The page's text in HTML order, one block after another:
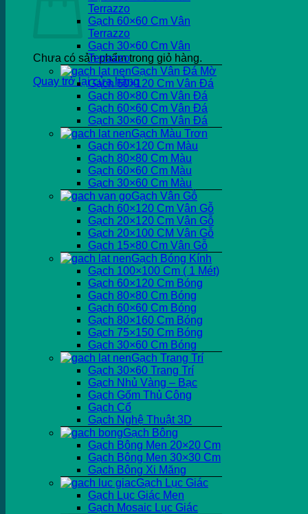
Chưa có sản phẩm trong giỏ hàng.
Quay trở lại cửa hàng
Terrazzo
Gạch 60×60 Cm Vân
Terrazzo
Gạch 30×60 Cm Vân
Terrazzo
Gạch Vân Đá Mờ
Gạch 60×120 Cm Vân Đá
Gạch 80×80 Cm Vân Đá
Gạch 60×60 Cm Vân Đá
Gạch 30×60 Cm Vân Đá
Gạch Màu Trơn
Gạch 60×120 Cm Màu
Gạch 80×80 Cm Màu
Gạch 60×60 Cm Màu
Gạch 30×60 Cm Màu
Gạch Vân Gỗ
Gạch 60×120 Cm Vân Gỗ
Gạch 20×120 Cm Vân Gỗ
Gạch 20×100 CM Vân Gỗ
Gạch 15×80 Cm Vân Gỗ
Gạch Bóng Kính
Gạch 100×100 Cm ( 1 Mét)
Gạch 60×120 Cm Bóng
Gạch 80×80 Cm Bóng
Gạch 60×60 Cm Bóng
Gạch 80×160 Cm Bóng
Gạch 75×150 Cm Bóng
Gạch 30×60 Cm Bóng
Gạch Trang Trí
Gạch 30×60 Trang Trí
Gạch Nhủ Vàng – Bạc
Gạch Gốm Thủ Công
Gạch Cổ
Gạch Nghệ Thuật 3D
Gạch Bông
Gạch Bông Men 20×20 Cm
Gạch Bông Men 30×30 Cm
Gạch Bông Xi Măng
Gạch Lục Giác
Gạch Lục Giác Men
Gạch Mosaic Lục Giác